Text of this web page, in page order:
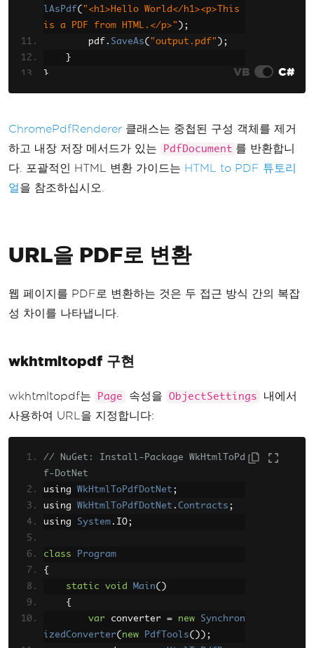
lAsPdf( "<h1>Hello World</h1><p>This
is a PDF from HTML.</p>" );
        pdf
. SaveAs( "output.pdf" );
}
}
VB C#
ChromePdfRenderer 클래스는 중첩된 구성 객체를 제거
하고 내장 저장 메서드가 있는
PdfDocument 를 반환합니
다. 포괄적인 HTML 변환 가이드는 HTML to PDF 튜토리
얼을 참조하십시오.
URL을 PDF로 변환
웹 페이지를 PDF로 변환하는 것은 두 접근 방식 간의 복잡
성 차이를 나타냅니다.
wkhtmltopdf 구현
wkhtmltopdf는 Page 속성을 ObjectSettings
내에서
사용하여 URL을 지정합니다:
// NuGet: Install-Package WkHtmlToPd
f-DotNet
using WkHtmlToPdfDotNet ;
using WkHtmlToPdfDotNet . Contracts ;
using System . IO;
class
Program
{
static
void Main()
{
var converter = new
Synchron
izedConverter( new PdfTools());